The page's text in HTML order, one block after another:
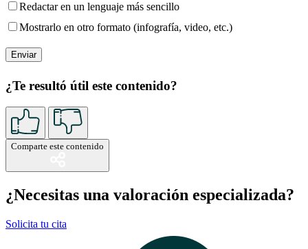
Redactar en un lenguaje más sencillo
Mostrarlo en otro formato (infografía, video, etc.)
¿Te resultó útil este contenido?
Comparte este contenido
¿Necesitas una valoración especializada?
Solicita tu cita